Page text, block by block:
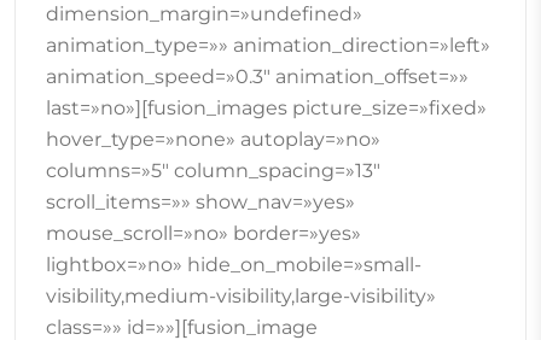
dimension_margin=»undefined»
animation_type=»» animation_direction=»left»
animation_speed=»0.3″ animation_offset=»»
last=»no»][fusion_images picture_size=»fixed»
hover_type=»none» autoplay=»no»
columns=»5″ column_spacing=»13″
scroll_items=»» show_nav=»yes»
mouse_scroll=»no» border=»yes»
lightbox=»no» hide_on_mobile=»small-
visibility,medium-visibility,large-visibility»
class=»» id=»»][fusion_image